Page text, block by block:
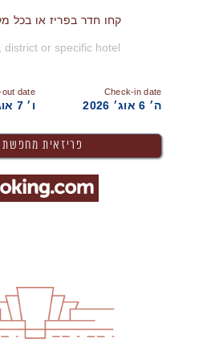
קחו חדר בפריז או בכל
Check-in date
ה׳ 6 אוג׳ 2026
date
ו׳ 7 אוג׳ 2026